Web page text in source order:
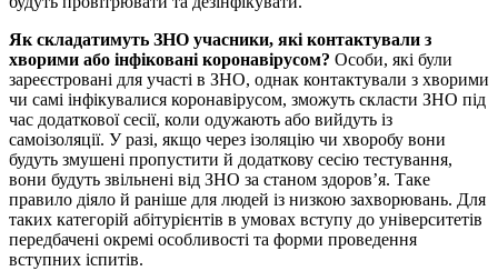
Як складатимуть ЗНО учасники, які контактували з
хворими або інфіковані коронавірусом? Особи, які були
зареєстровані для участі в ЗНО, однак контактували з хворими
чи самі інфікувалися коронавірусом, зможуть скласти ЗНО під
час додаткової сесії, коли одужають або вийдуть із
самоізоляції. У разі, якщо через ізоляцію чи хворобу вони
будуть змушені пропустити й додаткову сесію тестування,
вони будуть звільнені від ЗНО за станом здоров’я. Таке
правило діяло й раніше для людей із низкою захворювань. Для
таких категорій абітурієнтів в умовах вступу до університетів
передбачені окремі особливості та форми проведення
вступних іспитів.